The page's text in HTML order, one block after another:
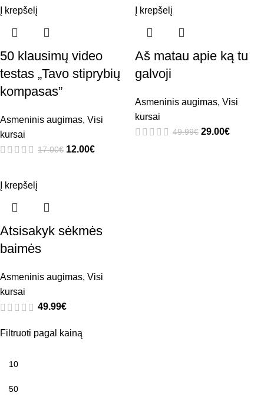
Filtruoti pagal kainą
Į krepšelį
50 klausimų video
testas „Tavo stiprybių
kompasas”
Asmeninis augimas, Visi
kursai
17.00€ 12.00€
Į krepšelį
Aš matau apie ką tu
galvoji
Asmeninis augimas, Visi
kursai
49.99€ 29.00€
Į krepšelį
Atsisakyk sėkmės
baimės
Asmeninis augimas, Visi
kursai
49.99€